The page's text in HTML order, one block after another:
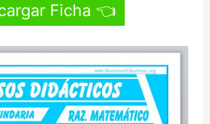
Ficha 👈